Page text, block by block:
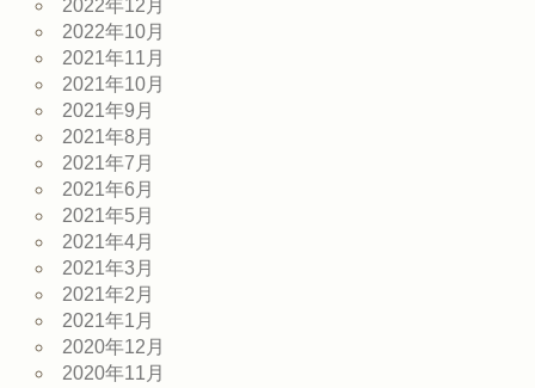
2022年12月
2022年10月
2021年11月
2021年10月
2021年9月
2021年8月
2021年7月
2021年6月
2021年5月
2021年4月
2021年3月
2021年2月
2021年1月
2020年12月
2020年11月